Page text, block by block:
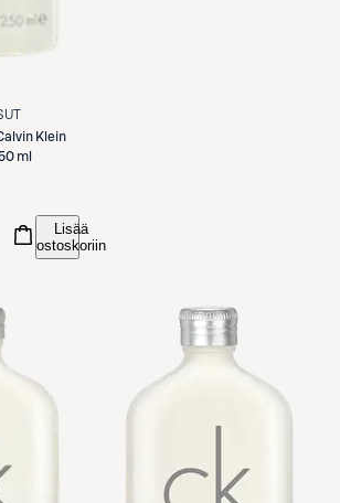
Klein
ml
Lisää
ostoskoriin